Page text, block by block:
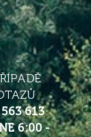
613
6:00 -